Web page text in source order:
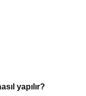
yapılır?